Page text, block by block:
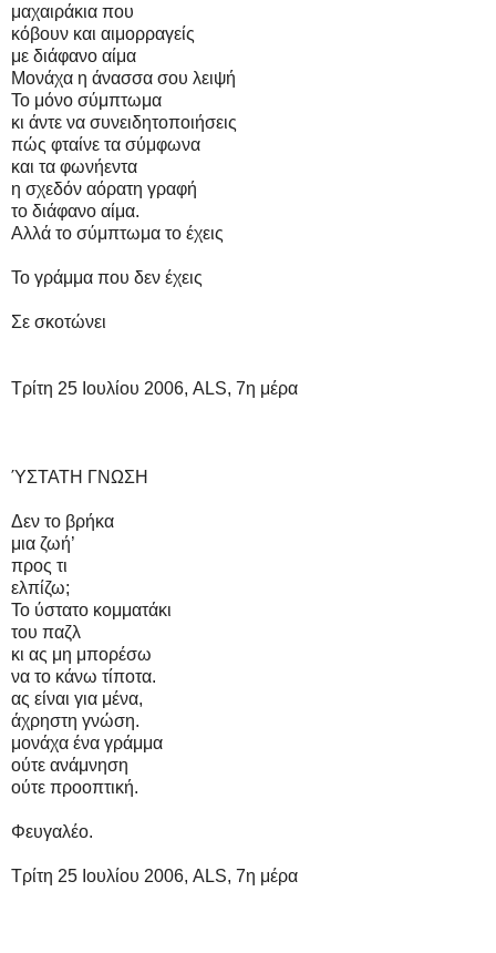
μαχαιράκια που
κόβουν και αιμορραγείς
με διάφανο αίμα
Μονάχα η άνασσα σου λειψή
Το μόνο σύμπτωμα
κι άντε να συνειδητοποιήσεις
πώς φταίνε τα σύμφωνα
και τα φωνήεντα
η σχεδόν αόρατη γραφή
το διάφανο αίμα.
Αλλά το σύμπτωμα το έχεις
Το γράμμα που δεν έχεις
Σε σκοτώνει
Τρίτη 25 Ιουλίου 2006, ALS, 7η μέρα
ΎΣΤΑΤΗ ΓΝΩΣΗ
Δεν το βρήκα
μια ζωή’
προς τι
ελπίζω;
Το ύστατο κομματάκι
του παζλ
κι ας μη μπορέσω
να το κάνω τίποτα.
ας είναι για μένα,
άχρηστη γνώση.
μονάχα ένα γράμμα
ούτε ανάμνηση
ούτε προοπτική.
Φευγαλέο.
Τρίτη 25 Ιουλίου 2006, ALS, 7η μέρα